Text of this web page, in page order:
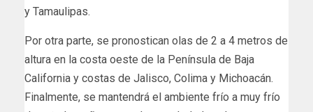
y Tamaulipas.
Por otra parte, se pronostican olas de 2 a 4 metros de
altura en la costa oeste de la Península de Baja
California y costas de Jalisco, Colima y Michoacán.
Finalmente, se mantendrá el ambiente frío a muy frío